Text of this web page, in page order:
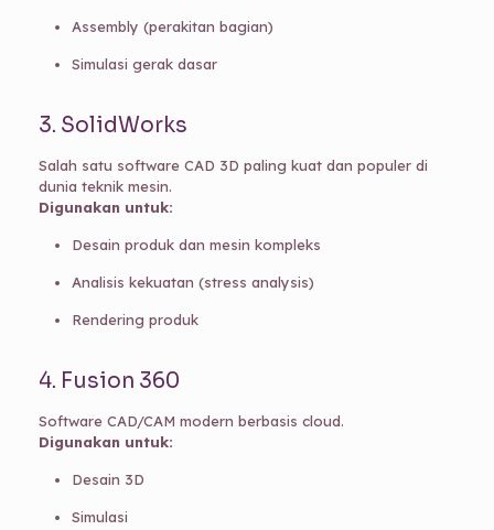
Assembly (perakitan bagian)
Simulasi gerak dasar
3. SolidWorks
Salah satu software CAD 3D paling kuat dan populer di
dunia teknik mesin.
Digunakan untuk:
Desain produk dan mesin kompleks
Analisis kekuatan (stress analysis)
Rendering produk
4. Fusion 360
Software CAD/CAM modern berbasis cloud.
Digunakan untuk:
Desain 3D
Simulasi